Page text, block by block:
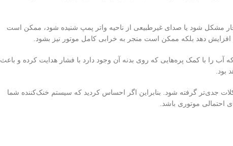
مشکل شود یا صدای غیرطبیعی از ناحیه واتر پمپ شنیده شود، ممکن است
دهد بلکه ممکن است منجر به خرابی کامل موتور نیز بشود.
را با کمک پره‌هایی که روی بدنه آن وجود دارد با فشار هدایت کرده و باعث
بود.
جدی‌تر گرفته شود. بنابراین اگر احساس کردید که سیستم خنک‌کننده شما
احتمالی موتوری باشد.